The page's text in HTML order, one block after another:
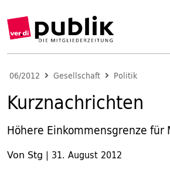
06/2012 Gesellschaft Politik
Kurznachrichten
Höhere Einkommensgrenze
Von Stg | 31. August 2012